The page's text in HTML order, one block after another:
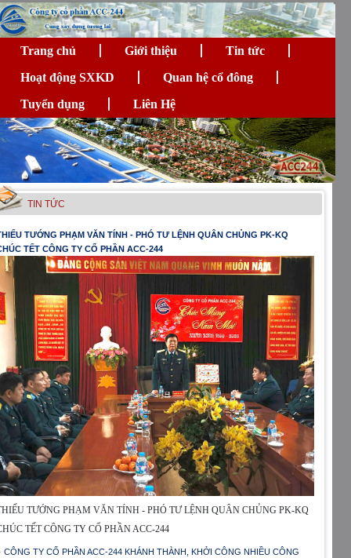
Trang chủ Giới thiệu
Tin tức
Hoạt động SXKD
Quan hệ cổ đông
Tuyển dụng
Liên Hệ
TIN TỨC
TƯỚNG PHẠM VĂN TÍNH - PHÓ TƯ LỆNH QUÂN CHỦNG PK-KQ
TẾT CÔNG TY CỔ PHẦN ACC-244
TƯỚNG PHẠM VĂN TÍNH - PHÓ TƯ LỆNH QUÂN CHỦNG PK-KQ
TẾT CÔNG TY CỔ PHẦN ACC-244
CÔNG TY CỔ PHẦN ACC-244 KHÁNH THÀNH, KHỞI CÔNG NHIỀU CÔNG